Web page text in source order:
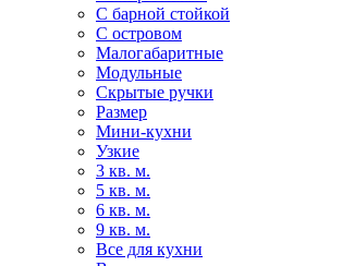
С барной стойкой
С островом
Малогабаритные
Модульные
Скрытые ручки
Размер
Мини-кухни
Узкие
3 кв. м.
5 кв. м.
6 кв. м.
9 кв. м.
Все для кухни